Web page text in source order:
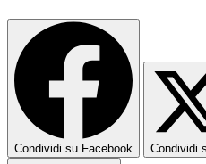
Condividi su Facebook Condividi